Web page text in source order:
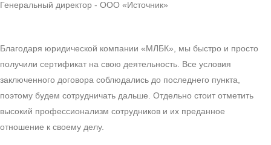
Генеральный директор - ООО «Источник»
Благодаря юридической компании «МЛБК», мы быстро и просто
получили сертификат на свою деятельность. Все условия
заключенного договора соблюдались до последнего пункта,
поэтому будем сотрудничать дальше. Отдельно стоит отметить
высокий профессионализм сотрудников и их преданное
отношение к своему делу.